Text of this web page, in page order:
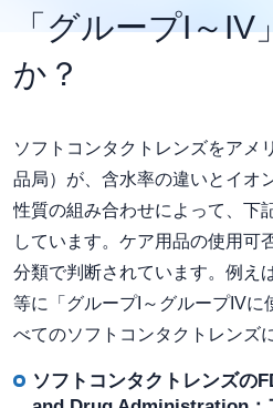
「グループI～
か？
ソフトコンタクトレンズをアメ
品局）が、含水率の違いとイオ
性質の組み合わせによって、下
しています。ケア用品の使用可
分類で判断されています。例え
等に「グループI～グループIVに
べてのソフトコンタクトレンズ
ソフトコンタクトレンズ